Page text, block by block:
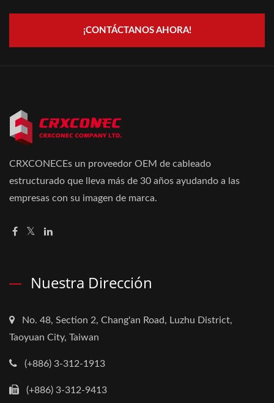
¡CONTÁCTANOS AHORA!
CRXCONECEs un proveedor OEM de cableado
estructurado que lleva más de 30 años ayudando a las
empresas con su imagen de marca.
Nuestra Dirección
No. 48, Section 2, Chang'an Road, Luzhu District,
Taoyuan City, Taiwan
(+886) 3-312-1913
(+886) 3-312-9413